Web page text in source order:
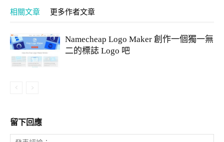
相關文章 更多作者文章
Namecheap Logo Maker 創作一個獨一無
二的標誌 Logo 吧
留下回應